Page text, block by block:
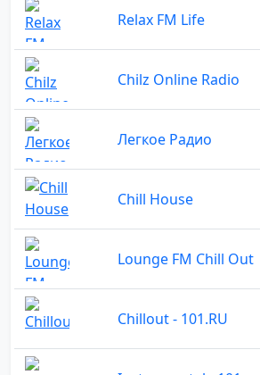
Relax FM Life
Chilz Online Radio
Легкое Радио
Chill House
Lounge FM Chill Out
Chillоut - 101.RU